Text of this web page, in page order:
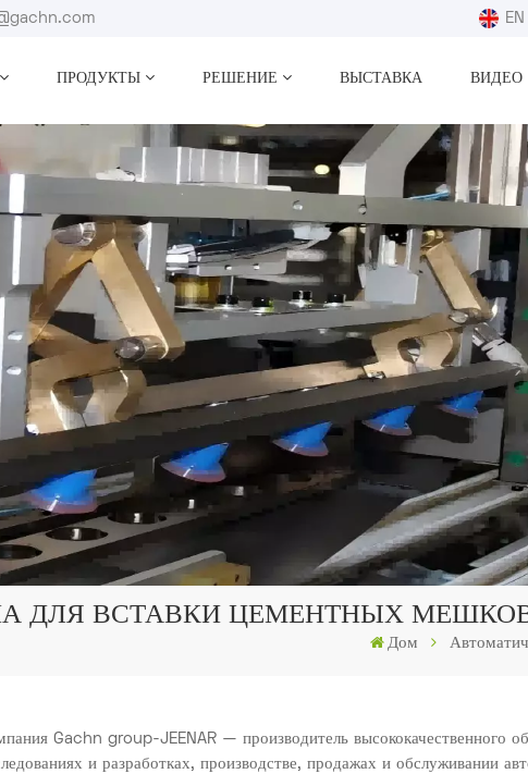
EN
ПРОДУКТЫ РЕШЕНИЕ ВЫСТАВКА ВИДЕО
ДЛЯ ВСТАВКИ ЦЕМЕНТНЫХ
Дом
Gachn group-JEENAR — производитель высококачественного
и разработках, производстве, продажах и обслуживании